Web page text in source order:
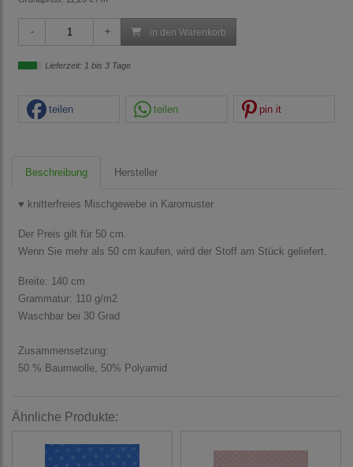
in den Warenkorb
Lieferzeit: 1 bis 3 Tage
teilen teilen pin it
Beschreibung Hersteller
♥ knitterfreies Mischgewebe in Karomuster
Der Preis gilt für 50 cm.
Wenn Sie mehr als 50 cm kaufen, wird der Stoff am Stück geliefert.
Breite: 140 cm
Grammatur: 110 g/m2
Waschbar bei 30 Grad
Zusammensetzung:
50 % Baumwolle, 50% Polyamid
Ähnliche Produkte: